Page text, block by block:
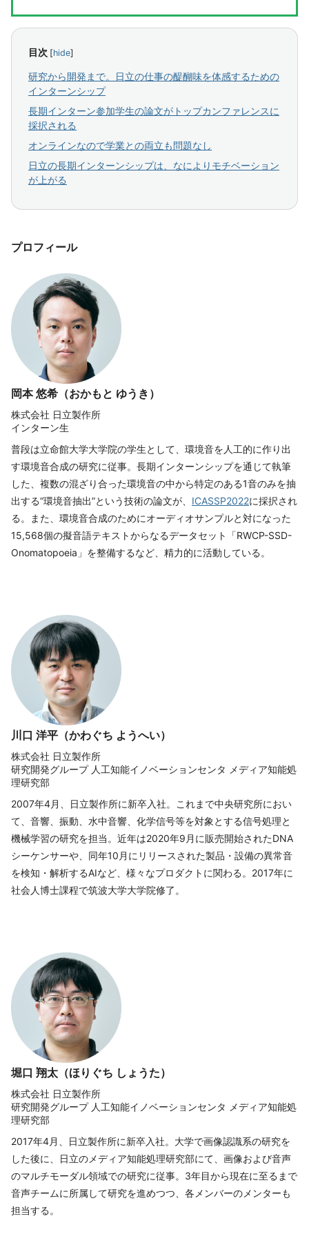
目次 [hide]
研究から開発まで。日立の仕事の醍醐味を体感するための
インターンシップ
長期インターン参加学生の論文がトップカンファレンスに
採択される
オンラインなので学業との両立も問題なし
日立の長期インターンシップは、なによりモチベーション
が上がる
プロフィール
岡本 悠希（おかもと ゆうき）
株式会社 日立製作所
インターン生
普段は立命館大学大学院の学生として、環境音を人工的に作り出
す環境音合成の研究に従事。長期インターンシップを通じて執筆
した、複数の混ざり合った環境音の中から特定のある1音のみを抽
出する“環境音抽出”という技術の論文が、 ICASSP2022に採択され
る。また、環境音合成のためにオーディオサンプルと対になった
15,568個の擬音語テキストからなるデータセット「RWCP-SSD-
Onomatopoeia」を整備するなど、精力的に活動している。
川口 洋平（かわぐち ようへい）
株式会社 日立製作所
研究開発グループ 人工知能イノベーションセンタ メディア知能処
理研究部
2007年4月、日立製作所に新卒入社。これまで中央研究所におい
て、音響、振動、水中音響、化学信号等を対象とする信号処理と
機械学習の研究を担当。近年は2020年9月に販売開始されたDNA
シーケンサーや、同年10月にリリースされた製品・設備の異常音
を検知・解析するAIなど、様々なプロダクトに関わる。2017年に
社会人博士課程で筑波大学大学院修了。
堀口 翔太（ほりぐち しょうた）
株式会社 日立製作所
研究開発グループ 人工知能イノベーションセンタ メディア知能処
理研究部
2017年4月、日立製作所に新卒入社。大学で画像認識系の研究を
した後に、日立のメディア知能処理研究部にて、画像および音声
のマルチモーダル領域での研究に従事。3年目から現在に至るまで
音声チームに所属して研究を進めつつ、各メンバーのメンターも
担当する。